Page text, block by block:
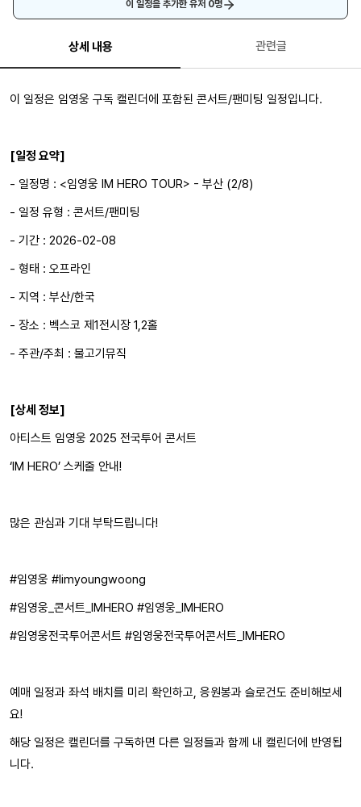
이 일정을 추가한 유저 0명
상세 내용 관련글
이 일정은 임영웅 구독 캘린더에 포함된 콘서트/팬미팅 일정입니다.
[일정 요약]
- 일정명 : <임영웅 IM HERO TOUR> - 부산 (2/8)
- 일정 유형 : 콘서트/팬미팅
- 기간 : 2026-02-08
- 형태 : 오프라인
- 지역 : 부산/한국
- 장소 : 벡스코 제1전시장 1,2홀
- 주관/주최 : 물고기뮤직
[상세 정보]
아티스트 임영웅 2025 전국투어 콘서트
‘IM HERO’ 스케줄 안내!
많은 관심과 기대 부탁드립니다!
#임영웅 #limyoungwoong
#임영웅_콘서트_IMHERO #임영웅_IMHERO
#임영웅전국투어콘서트 #임영웅전국투어콘서트_IMHERO
예매 일정과 좌석 배치를 미리 확인하고, 응원봉과 슬로건도 준비해보세
요!
해당 일정은 캘린더를 구독하면 다른 일정들과 함께 내 캘린더에 반영됩
니다.